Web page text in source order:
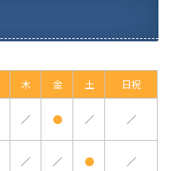
木 金 土
日祝
／ ● ／ ／
／ ／ ● ／